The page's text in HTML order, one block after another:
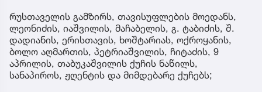
რუსთაველის გამზირს, თავისუფლების მოედანს,
ლეონიძის, იაშვილის, მაჩაბელის, გ. ტაბიძის, შ.
დადიანის, ერისთავის, ხოშტარიას, ოქროყანის,
ბოლო აღმართის, პეტრიაშვილის, ჩიტაძის, 9
აპრილის, თაბუკაშვილის ქუჩის ნაწილს,
სანაპიროს, ჟღენტის და მიმდებარე ქუჩებს;